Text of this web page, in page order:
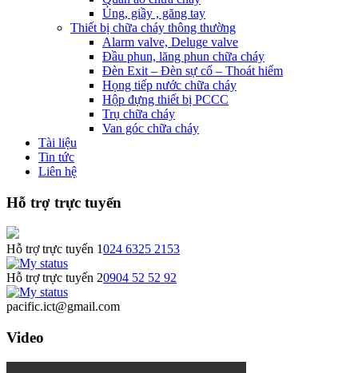
Ủng, giầy , găng tay
Thiết bị chữa cháy thông thường
Alarm valve, Deluge valve
Đầu phun, lăng phun chữa cháy
Đèn Exit – Đèn sự cố – Thoát hiểm
Họng tiếp nước chữa cháy
Hộp đựng thiết bị PCCC
Trụ chữa cháy
Van góc chữa cháy
Tài liệu
Tin tức
Liên hệ
Hỗ trợ trực tuyến
Hỗ trợ trực tuyến 1024 6325 2153
Hỗ trợ trực tuyến 20904 52 52 92
pacific.ict@gmail.com
Video